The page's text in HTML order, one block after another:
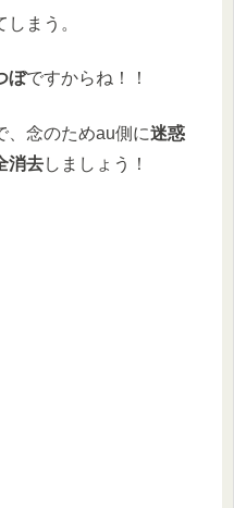
まう。
ぼですからね！！
、念のためau側に迷惑
消去しましょう！